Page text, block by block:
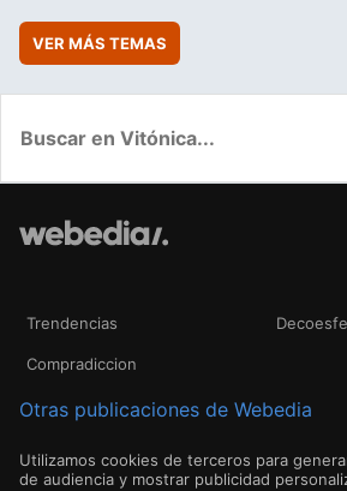
VER MÁS TEMAS
Trendencias
Compradiccion
Otras publicaciones de Webedia
Utilizamos cookies de terceros para
de audiencia y mostrar publicidad